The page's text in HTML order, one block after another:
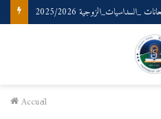
الصناعي حدود التلاقي وإجراءات التطبيق
Accueil